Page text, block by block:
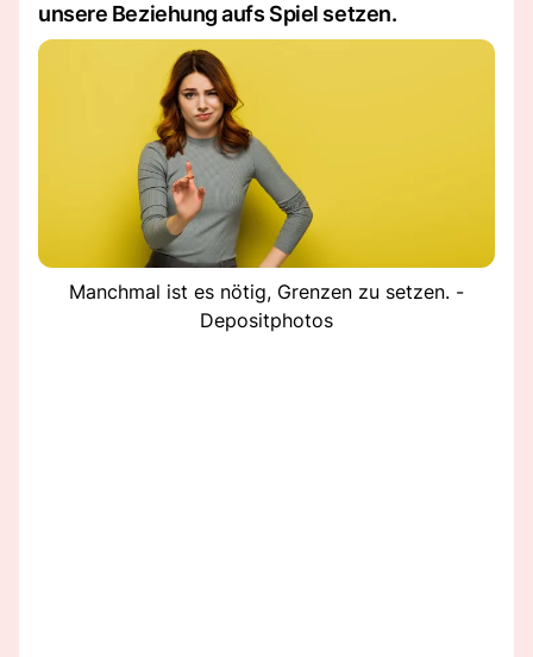
unsere Beziehung aufs Spiel setzen.
Manchmal ist es nötig, Grenzen zu setzen. -
Depositphotos